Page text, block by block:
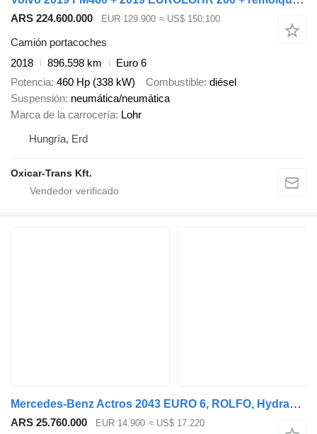
ARS 224.600.000 EUR 129.900 ≈ US$ 150.100
Camión portacoches
2018
896.598 km
Euro 6
Potencia 460 Hp (338 kW) Combustible diésel
Suspensión neumática/neumática
Marca de la carrocería Lohr
Hungría, Erd
Oxicar-Trans Kft.
Mercedes-Benz Actros 2043 EURO 6, ROLFO, Hydraulics, Winch
ARS 25.760.000 EUR 14.900 ≈ US$ 17.220